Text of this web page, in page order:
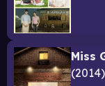
Miss
2014